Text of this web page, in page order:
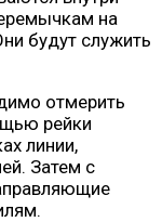
на
будут служить
отмерить
рейки
линии,
Затем с